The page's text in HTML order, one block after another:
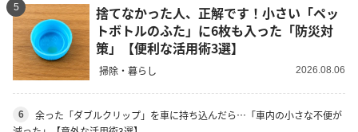
5
捨てなかった人、正解です！小さい「ペッ
トボトルのふた」に6枚も入った「防災対
策」【便利な活用術3選】
掃除・暮らし 2026.08.06
6
余った「ダブルクリップ」を車に持ち込んだら…「車内の小さな不便が